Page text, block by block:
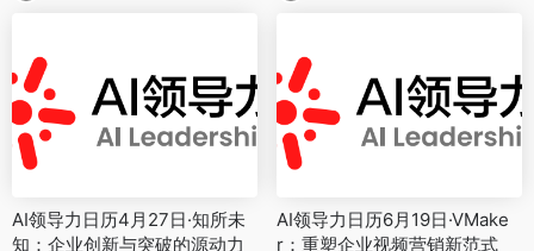
AI领导力日历4月27日·知所未
知：企业创新与突破的源动力
AI领导力日历6月19日·VMake
r：重塑企业视频营销新范式